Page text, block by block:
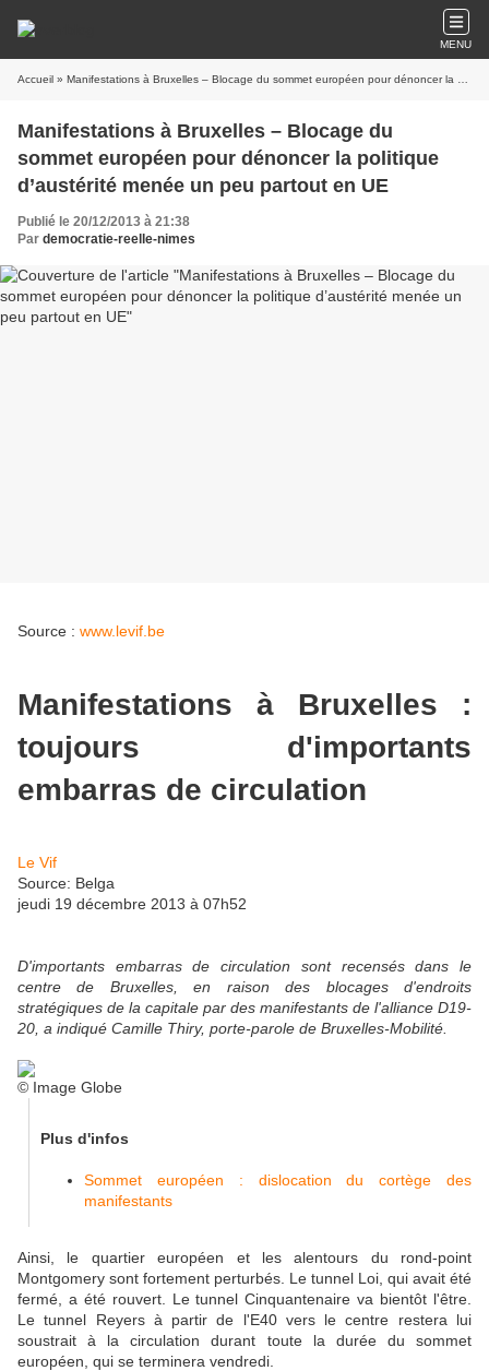
MENU
Accueil » Manifestations à Bruxelles – Blocage du sommet européen pour dénoncer la politique d’austérité menée un peu partout en UE
Manifestations à Bruxelles – Blocage du
sommet européen pour dénoncer la politique
d’austérité menée un peu partout en UE
Publié le 20/12/2013 à 21:38
Par democratie-reelle-nimes
Source : www.levif.be
Manifestations à Bruxelles :
toujours d'importants
embarras de circulation
Le Vif
Source: Belga
jeudi 19 décembre 2013 à 07h52
D'importants embarras de circulation sont recensés dans le
centre de Bruxelles, en raison des blocages d'endroits
stratégiques de la capitale par des manifestants de l'alliance D19-
20, a indiqué Camille Thiry, porte-parole de Bruxelles-Mobilité.
© Image Globe
Plus d'infos
Sommet européen : dislocation du cortège des
manifestants
Ainsi, le quartier européen et les alentours du rond-point
Montgomery sont fortement perturbés. Le tunnel Loi, qui avait été
fermé, a été rouvert. Le tunnel Cinquantenaire va bientôt l'être.
Le tunnel Reyers à partir de l'E40 vers le centre restera lui
soustrait à la circulation durant toute la durée du sommet
européen, qui se terminera vendredi.